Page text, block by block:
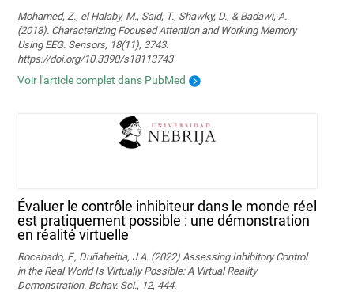
Mohamed, Z., el Halaby, M., Said, T., Shawky, D., & Badawi, A.
(2018). Characterizing Focused Attention and Working Memory
Using EEG. Sensors, 18(11), 3743.
https://doi.org/10.3390/s18113743
Voir l'article complet dans PubMed
Évaluer le contrôle inhibiteur dans le monde réel
est pratiquement possible : une démonstration
en réalité virtuelle
Rocabado, F., Duñabeitia, J.A. (2022) Assessing Inhibitory Control
in the Real World Is Virtually Possible: A Virtual Reality
Demonstration. Behav. Sci., 12, 444.